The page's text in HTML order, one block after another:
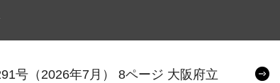
号（2026年7月） 8ページ 大阪府立